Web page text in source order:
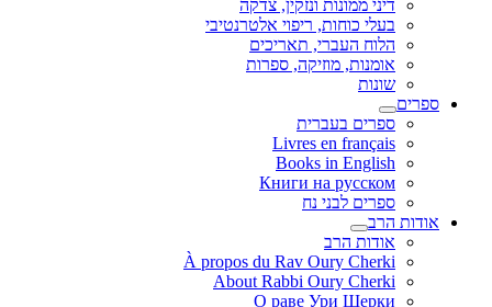
דיני ממונות ונזקין, צדקה
בעלי כוחות, ריפוי אלטרנטיבי
הלוח העברי, תאריכים
אומנות, מוזיקה, ספרות
שונות
ספרים
ספרים בעברית
Livres en français
Books in English
Книги на русском
ספרים לבני נח
אודות הרב
אודות הרב
À propos du Rav Oury Cherki
About Rabbi Oury Cherki
О раве Ури Шерки